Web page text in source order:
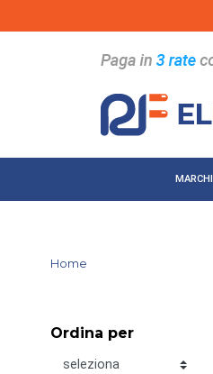
MARCHI
Home
Ordina per
Ordina per